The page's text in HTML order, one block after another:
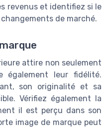
revenus et identifiez si le
de marché.
attire non seulement
également leur fidélité.
son originalité et sa
Vérifiez également la
il est perçu dans son
image de marque peut